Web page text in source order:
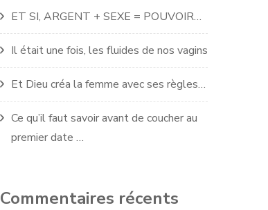
ET SI, ARGENT + SEXE = POUVOIR…
Il était une fois, les fluides de nos vagins
Et Dieu créa la femme avec ses règles…
Ce qu’il faut savoir avant de coucher au
premier date …
Commentaires récents